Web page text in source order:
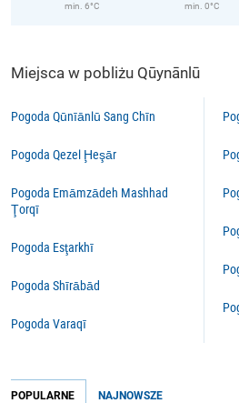
min. 6°C
min. 0°C
Miejsca w pobliżu Qūynānlū
Pogoda Qūnīānlū Sang Chīn
Pogoda Qezel Ḩeşār
Pogoda Emāmzādeh Mashhad
Ţorqī
Pogoda Esţarkhī
Pogoda Shīrābād
Pogoda Varaqī
POPULARNE NAJNOWSZE